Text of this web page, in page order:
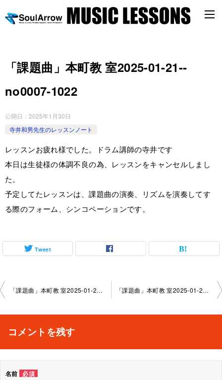
「課題曲」本町教 室2025-01-21-­
no0007-­1022
公開日： 2025年1月30日
寺井和男先生のレッスンノート
レッスンお疲れ様でした。ドラム講師の寺井です
本日は生徒様の体調不良の為、レッスンをキャンセルしまし
た。
予定してたレッスンは、課題曲の演奏、リズムを演奏してす
る際のフォーム、シンコペーションです。
Tweet
投
ビ
「課題曲」本町教 室2025-01-26-no0007-­1023 「課題曲」本町教 室2025-01-21-­no0007-­1022
コメントを残す
名前 必須